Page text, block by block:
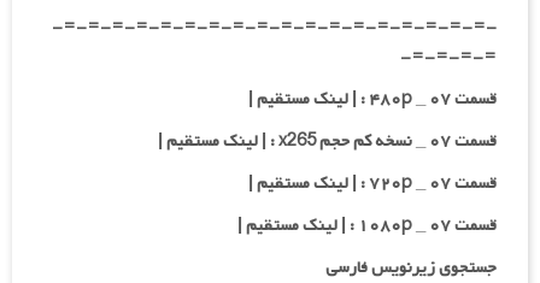
-=-=-=-=-=-=-=-=-=-=-=-=-=-=-=-=-=-=-
=-=-=-=-
قسمت ۰۷ _ ۴۸۰p : | لینک مستقیم |
قسمت ۰۷ _ نسخه کم حجم x265 : | لینک مستقیم |
قسمت ۰۷ _ ۷۲۰p : | لینک مستقیم |
قسمت ۰۷ _ ۱۰۸۰p : | لینک مستقیم |
جستجوی زیرنویس فارسی